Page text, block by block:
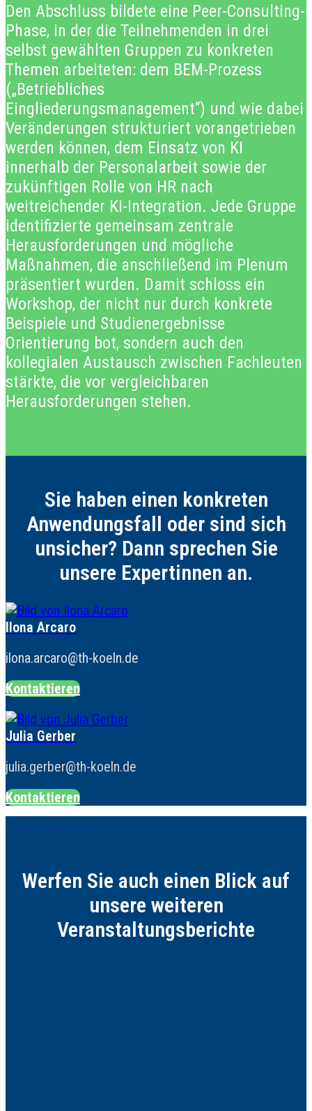
Den Abschluss bildete eine Peer-Consulting-
Phase, in der die Teilnehmenden in drei
selbst gewählten Gruppen zu konkreten
Themen arbeiteten: dem BEM-Prozess
(„Betriebliches
Eingliederungsmanagement“) und wie dabei
Veränderungen strukturiert vorangetrieben
werden können, dem Einsatz von KI
innerhalb der Personalarbeit sowie der
zukünftigen Rolle von HR nach
weitreichender KI-Integration. Jede Gruppe
identifizierte gemeinsam zentrale
Herausforderungen und mögliche
Maßnahmen, die anschließend im Plenum
präsentiert wurden. Damit schloss ein
Workshop, der nicht nur durch konkrete
Beispiele und Studienergebnisse
Orientierung bot, sondern auch den
kollegialen Austausch zwischen Fachleuten
stärkte, die vor vergleichbaren
Herausforderungen stehen.
Sie haben einen konkreten
Anwendungsfall oder sind sich
unsicher? Dann sprechen Sie
unsere Expertinnen an.
Ilona Arcaro
ilona.arcaro@th-koeln.de
Kontaktieren
Julia Gerber
julia.gerber@th-koeln.de
Kontaktieren
Werfen Sie auch einen Blick auf
unsere weiteren
Veranstaltungsberichte